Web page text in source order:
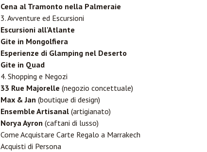
Cena al Tramonto nella Palmeraie
3. Avventure ed Escursioni
Escursioni all'Atlante
Gite in Mongolfiera
Esperienze di Glamping nel Deserto
Gite in Quad
4. Shopping e Negozi
33 Rue Majorelle (negozio concettuale)
Max & Jan (boutique di design)
Ensemble Artisanal (artigianato)
Norya Ayron (caftani di lusso)
Come Acquistare Carte Regalo a Marrakech
Acquisti di Persona